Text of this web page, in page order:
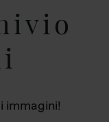
immagini!